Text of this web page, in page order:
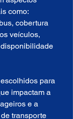
como:
cobertura
veículos,
para
impactam a
e a
transporte